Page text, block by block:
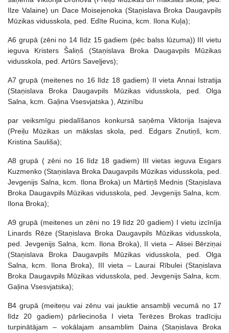
Ilze Valaine) un Dace Moisejenoka (Staņislava Broka Daugavpils
Mūzikas vidusskola, ped. Edīte Rucina, kcm. Ilona Kuļa);
A6 grupā (zēni no 14 līdz 15 gadiem (pēc balss lūzuma)) III vietu
ieguva Kristers Šaliņš (Staņislava Broka Daugavpils Mūzikas
vidusskola, ped. Artūrs Saveļjevs);
A7 grupā (meitenes no 16 līdz 18 gadiem) II vieta Annai Istratija
(Staņislava Broka Daugavpils Mūzikas vidusskola, ped. Olga
Salna, kcm. Gaļina Vsesvjatska ), Atzinību
par veiksmīgu piedalīšanos konkursā saņēma Viktorija Isajeva
(Preiļu Mūzikas un mākslas skola, ped. Edgars Znutiņš, kcm.
Kristina Sauliša);
A8 grupā ( zēni no 16 līdz 18 gadiem) III vietas ieguva Esgars
Kuzmenko (Staņislava Broka Daugavpils Mūzikas vidusskola, ped.
Jevgenijs Salna, kcm. Ilona Broka) un Mārtiņš Mednis (Staņislava
Broka Daugavpils Mūzikas vidusskola, ped. Jevgenijs Salna, kcm.
Ilona Broka);
A9 grupā (meitenes un zēni no 19 līdz 20 gadiem) I vietu izcīnīja
Linards Rēze (Staņislava Broka Daugavpils Mūzikas vidusskola,
ped. Jevgenijs Salna, kcm. Ilona Broka), II vieta – Alisei Bērziņai
(Staņislava Broka Daugavpils Mūzikas vidusskola, ped. Olga
Salna, kcm. Ilona Broka), III vieta – Laurai Rībulei (Staņislava
Broka Daugavpils Mūzikas vidusskola, ped. Jevgenijs Salna, kcm.
Gaļina Vsesvjatska);
B4 grupā (meiteņu vai zēnu vai jauktie ansambļi vecumā no 17
līdz 20 gadiem) pārliecinoša I vieta Terēzes Brokas tradīciju
turpinātājam – vokālajam ansamblim Daina (Staņislava Broka